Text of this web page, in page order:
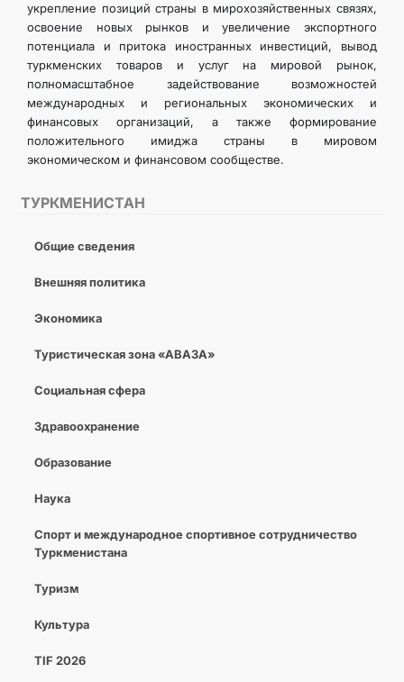
ТУРКМЕНИСТАН
Общие сведения
Внешняя политика
Экономика
Туристическая зона «АВАЗА»
Социальная сфера
Здравоохранение
Образование
Наука
Спорт и международное спортивное сотрудничество
Туркменистана
Туризм
Культура
TIF 2026
укрепление позиций страны в мирохозяйственных связях,
освоение новых рынков и увеличение экспортного
потенциала и притока иностранных инвестиций, вывод
туркменских товаров и услуг на мировой рынок,
полномасштабное задействование возможностей
международных и региональных экономических и
финансовых организаций, а также формирование
положительного имиджа страны в мировом
экономическом и финансовом сообществе.